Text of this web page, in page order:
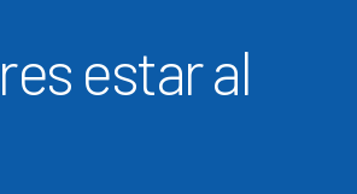
estar al